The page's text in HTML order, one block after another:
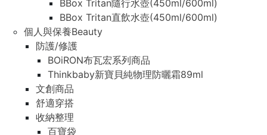
BBox Tritan隨行水壺(450ml/600ml)
BBox Tritan直飲水壺(450ml/600ml)
個人與保養Beauty
防護/修護
BOiRON布瓦宏系列商品
Thinkbaby新寶貝純物理防曬霜89ml
文創商品
舒適穿搭
收納整理
百寶袋